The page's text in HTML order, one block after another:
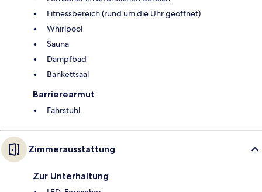
Fitnessbereich (rund um die Uhr geöffnet)
Whirlpool
Sauna
Dampfbad
Bankettsaal
Barrierearmut
Fahrstuhl
Zimmerausstattung
Zur Unterhaltung